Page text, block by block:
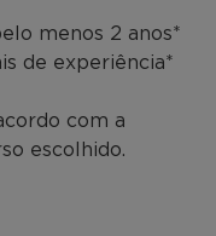
menos 2 anos*
de experiência*
com a
escolhido.